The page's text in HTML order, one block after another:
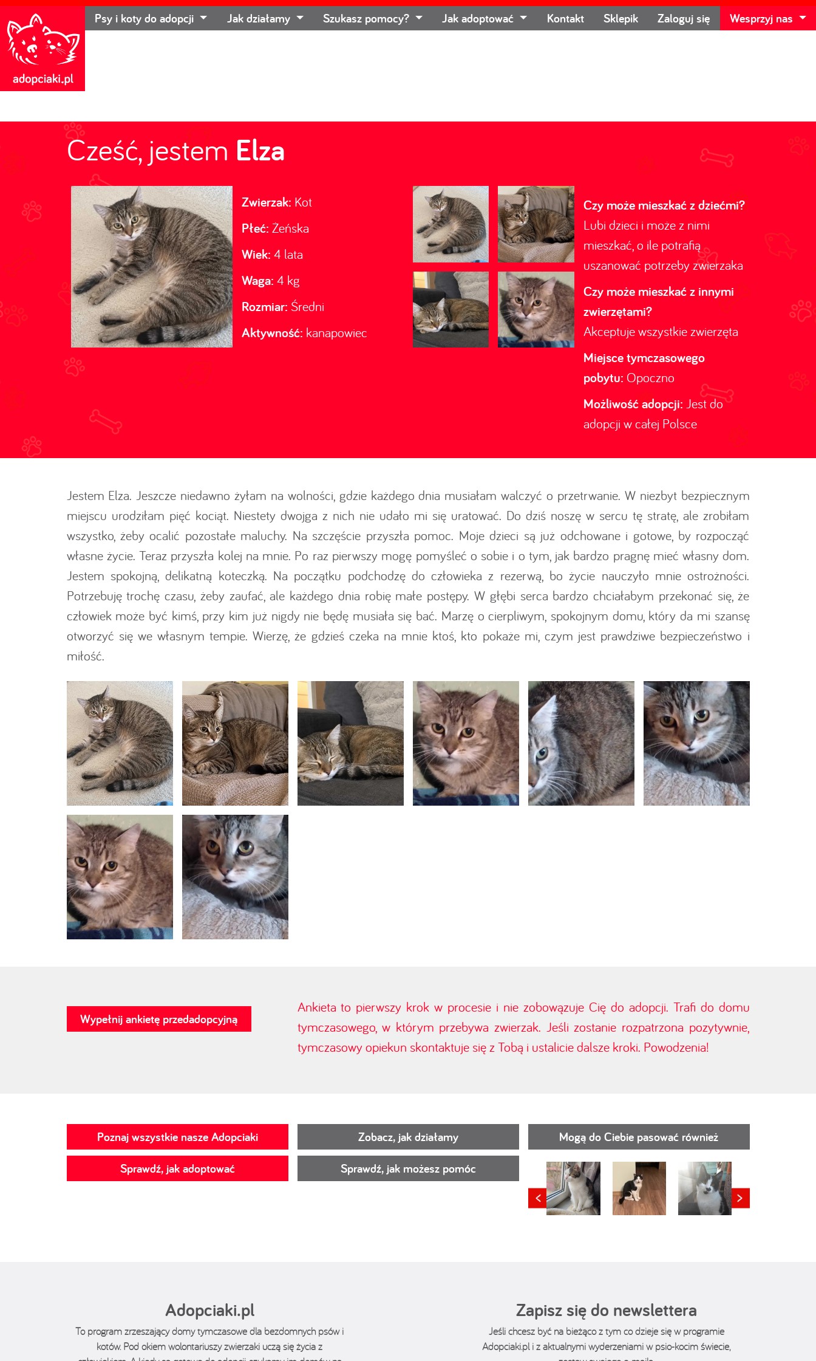
Psy i koty do adopcji Jak działamy Szukasz pomocy? Jak adoptować Kontakt Sklepik Zaloguj się Wesprzyj nas
Cześć, jestem Elza
Zwierzak: Kot
Płeć: Żeńska
Wiek: 4 lata
Waga: 4 kg
Rozmiar: Średni
Aktywność: kanapowiec
Czy może mieszkać z dziećmi?
Lubi dzieci i może z nimi
mieszkać, o ile potrafią
uszanować potrzeby zwierzaka
Czy może mieszkać z innymi
zwierzętami?
Akceptuje wszystkie zwierzęta
Miejsce tymczasowego
pobytu: Opoczno
Możliwość adopcji: Jest do
adopcji w całej Polsce
Jestem Elza. Jeszcze niedawno żyłam na wolności, gdzie każdego dnia musiałam walczyć o przetrwanie. W niezbyt bezpiecznym
miejscu urodziłam pięć kociąt. Niestety dwojga z nich nie udało mi się uratować. Do dziś noszę w sercu tę stratę, ale zrobiłam
wszystko, żeby ocalić pozostałe maluchy. Na szczęście przyszła pomoc. Moje dzieci są już odchowane i gotowe, by rozpocząć
własne życie. Teraz przyszła kolej na mnie. Po raz pierwszy mogę pomyśleć o sobie i o tym, jak bardzo pragnę mieć własny dom.
Jestem spokojną, delikatną koteczką. Na początku podchodzę do człowieka z rezerwą, bo życie nauczyło mnie ostrożności.
Potrzebuję trochę czasu, żeby zaufać, ale każdego dnia robię małe postępy. W głębi serca bardzo chciałabym przekonać się, że
człowiek może być kimś, przy kim już nigdy nie będę musiała się bać. Marzę o cierpliwym, spokojnym domu, który da mi szansę
otworzyć się we własnym tempie. Wierzę, że gdzieś czeka na mnie ktoś, kto pokaże mi, czym jest prawdziwe bezpieczeństwo i
miłość.
Wypełnij ankietę przedadopcyjną
Ankieta to pierwszy krok w procesie i nie zobowązuje Cię do adopcji. Trafi do domu
tymczasowego, w którym przebywa zwierzak. Jeśli zostanie rozpatrzona pozytywnie,
tymczasowy opiekun skontaktuje się z Tobą i ustalicie dalsze kroki. Powodzenia!
Poznaj wszystkie nasze Adopciaki
Sprawdź, jak adoptować
Zobacz, jak działamy
Sprawdź, jak możesz pomóc
Mogą do Ciebie pasować również
Adopciaki.pl
To program zrzeszający domy tymczasowe dla bezdomnych psów i
kotów. Pod okiem wolontariuszy zwierzaki uczą się życia z
Zapisz się do newslettera
Jeśli chcesz być na bieżąco z tym co dzieje się w programie
Adopciaki.pl i z aktualnymi wyderzeniami w psio-kocim świecie,